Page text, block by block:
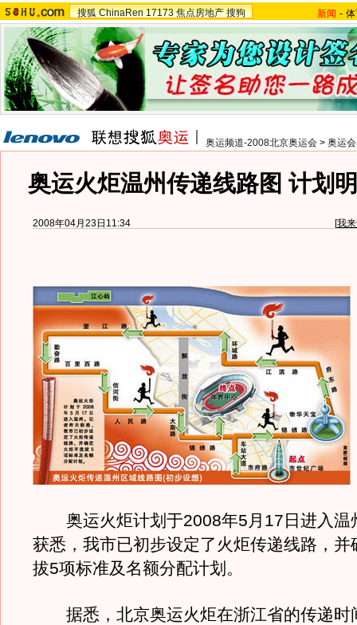
搜狐 ChinaRen 17173 焦点房地产 搜狗 新闻 -
奥运频道-2008北京奥运会 > 奥运
奥运火炬温州传递线路图 计划
2008年04月23日11:34 [我
奥运火炬计划于2008年5月17日进入温
获悉，我市已初步设定了火炬传递线路，并
拔5项标准及名额分配计划。
据悉，北京奥运火炬在浙江省的传递时